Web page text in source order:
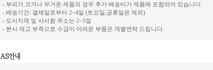
- 부피가 크거나 무거운 제품의 경우 추가 배송비가 제품에 포함되어 있습니다.
- 배송기간: 결제일로부터 2~4일 (토요일,공휴일은 제외)
- 도서지역 및 사서함 주소는 2~5일
- 본사 재고 부족으로 수급이 어려운 부품은 개별연락 드립니다.